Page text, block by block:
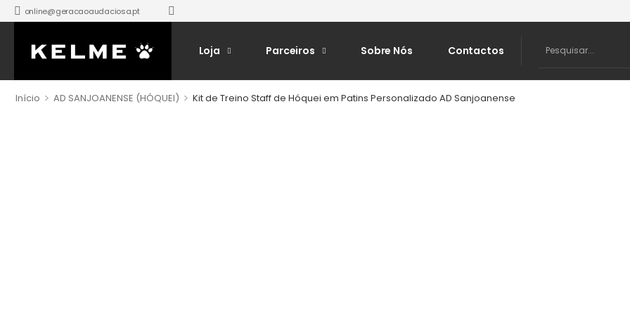
online@geracaoaudaciosa.pt
Loja Parceiros Sobre Nós Contactos
Início > AD SANJOANENSE (HÓQUEI) > Kit de Treino Staff de Hóquei em Patins Personalizado AD Sanjoanense